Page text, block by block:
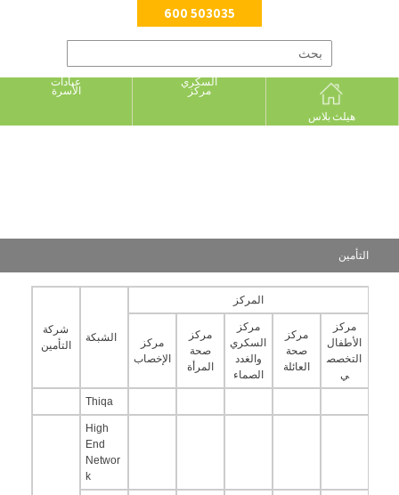
600 503035
هيلث بلاس
السكري
مركز
عيادات
الأسرة
التأمين
شركة
التأمين
الشبكة
المركز
مركز
الإخصاب
مركز
صحة
المرأة
مركز
السكري
والغدد
الصماء
مركز
صحة
العائلة
مركز
الأطفال
التخصص
ي
Thiqa
High
End
Networ
k